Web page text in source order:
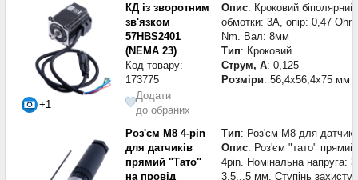
+1
КД із зворотним
зв'язком
57HBS2401
(NEMA 23)
Код товару:
173775
Додати
до обраних
Опис: Кроковий
обмотки: 3A, опір: 0,47
Nm. Вал: 8мм
Тип: Кроковий
Струм, А: 0,125
Розміри: 56,4x56,4x75 мм
Роз'єм M8 4-pin
для датчиків
прямий "Тато"
на провід
Тип: Роз'єм M8 для
Опис: Роз'єм "тато"
4pin. Номінальна напруга:
3,5...5 мм. Ступінь захисту